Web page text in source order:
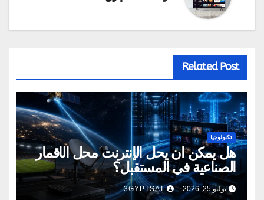
Related Post
تكنولوجيا
هل يمكن أن يحل الإنترنت محل الأقمار
الصناعية في المستقبل؟
يوليو 25, 2026 3GYPTSAT